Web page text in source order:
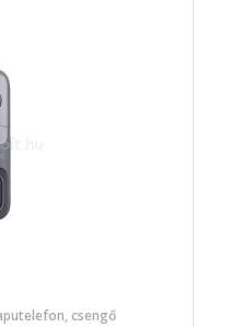
csengő